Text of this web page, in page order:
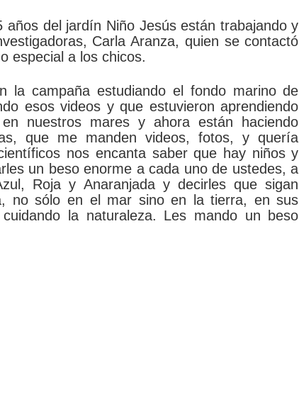
del jardín Niño Jesús están trabajando y
Carla Aranza, quien se contactó
especial a los chicos.
la campaña estudiando el fondo marino de
esos videos y que estuvieron aprendiendo
nuestros mares y ahora están haciendo
que me manden videos, fotos, y quería
nos encanta saber que hay niños y
un beso enorme a cada uno de ustedes, a
Roja y Anaranjada y decirles que sigan
no sólo en el mar sino en la tierra, en sus
la naturaleza. Les mando un beso